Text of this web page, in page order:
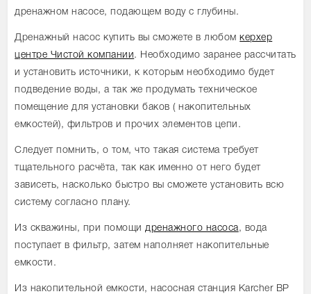
дренажном насосе, подающем воду с глубины.
Дренажный насос купить вы сможете в любомкерхер
центре Чистой компании. Необходимо заранее рассчитать
и установить источники, к которым необходимо будет
подведение воды, а так же продумать техническое
помещение для установки баков ( накопительных
емкостей), фильтров и прочих элементов цепи.
Следует помнить, о том, что такая система требует
тщательного расчёта, так как именно от него будет
зависеть, насколько быстро вы сможете установить всю
систему согласно плану.
Из скважины, при помощидренажного насоса, вода
поступает в фильтр, затем наполняет накопительные
емкости.
Из накопительной емкости, насосная станция Karcher BP